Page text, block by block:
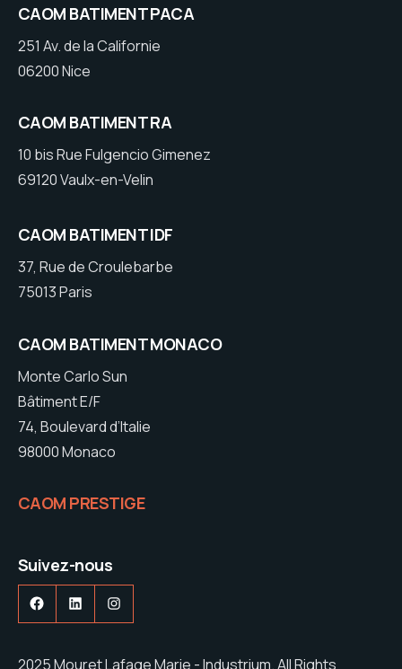
CAOM BATIMENT PACA
251 Av. de la Californie
06200 Nice
CAOM BATIMENT RA
10 bis Rue Fulgencio Gimenez
69120 Vaulx-en-Velin
CAOM BATIMENT IDF
37, Rue de Croulebarbe
75013 Paris
CAOM BATIMENT MONACO
Monte Carlo Sun
Bâtiment E/F
74, Boulevard d’Italie
98000 Monaco
CAOM PRESTIGE
Suivez-nous
Facebook
LinkedInInstagram
2025 Mouret Lafage Marie - Industrium. All Rights